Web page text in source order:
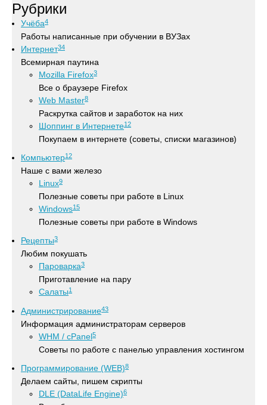
Рубрики
Учёба4
Работы написанные при обучении в ВУЗах
Интернет34
Всемирная паутина
Mozilla Firefox3
Все о браузере Firefox
Web Master8
Раскрутка сайтов и заработок на них
Шоппинг в Интернете12
Покупаем в интернете (советы, списки магазинов)
Компьютер12
Наше с вами железо
Linux9
Полезные советы при работе в Linux
Windows15
Полезные советы при работе в Windows
Рецепты3
Любим покушать
Пароварка3
Приготавление на пару
Салаты1
Администрирование43
Информация администраторам серверов
WHM / cPanel5
Советы по работе с панелью управления хостингом
Программирование (WEB)8
Делаем сайты, пишем скрипты
DLE (DataLife Engine)6